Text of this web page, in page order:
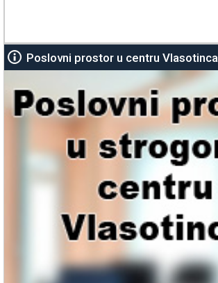
Poslovni prostor u centru Vlasotinca